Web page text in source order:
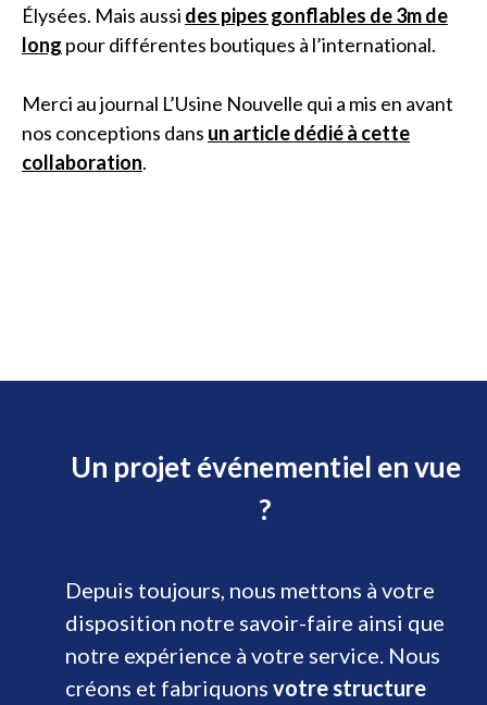
Élysées. Mais aussi des pipes gonflables de 3m de
long pour différentes boutiques à l’international.
Merci au journal L’Usine Nouvelle qui a mis en avant
nos conceptions dans un article dédié à cette
collaboration.
Un projet événementiel en vue
?
Depuis toujours, nous mettons à votre
disposition notre savoir-faire ainsi que
notre expérience à votre service. Nous
créons et fabriquons votre structure